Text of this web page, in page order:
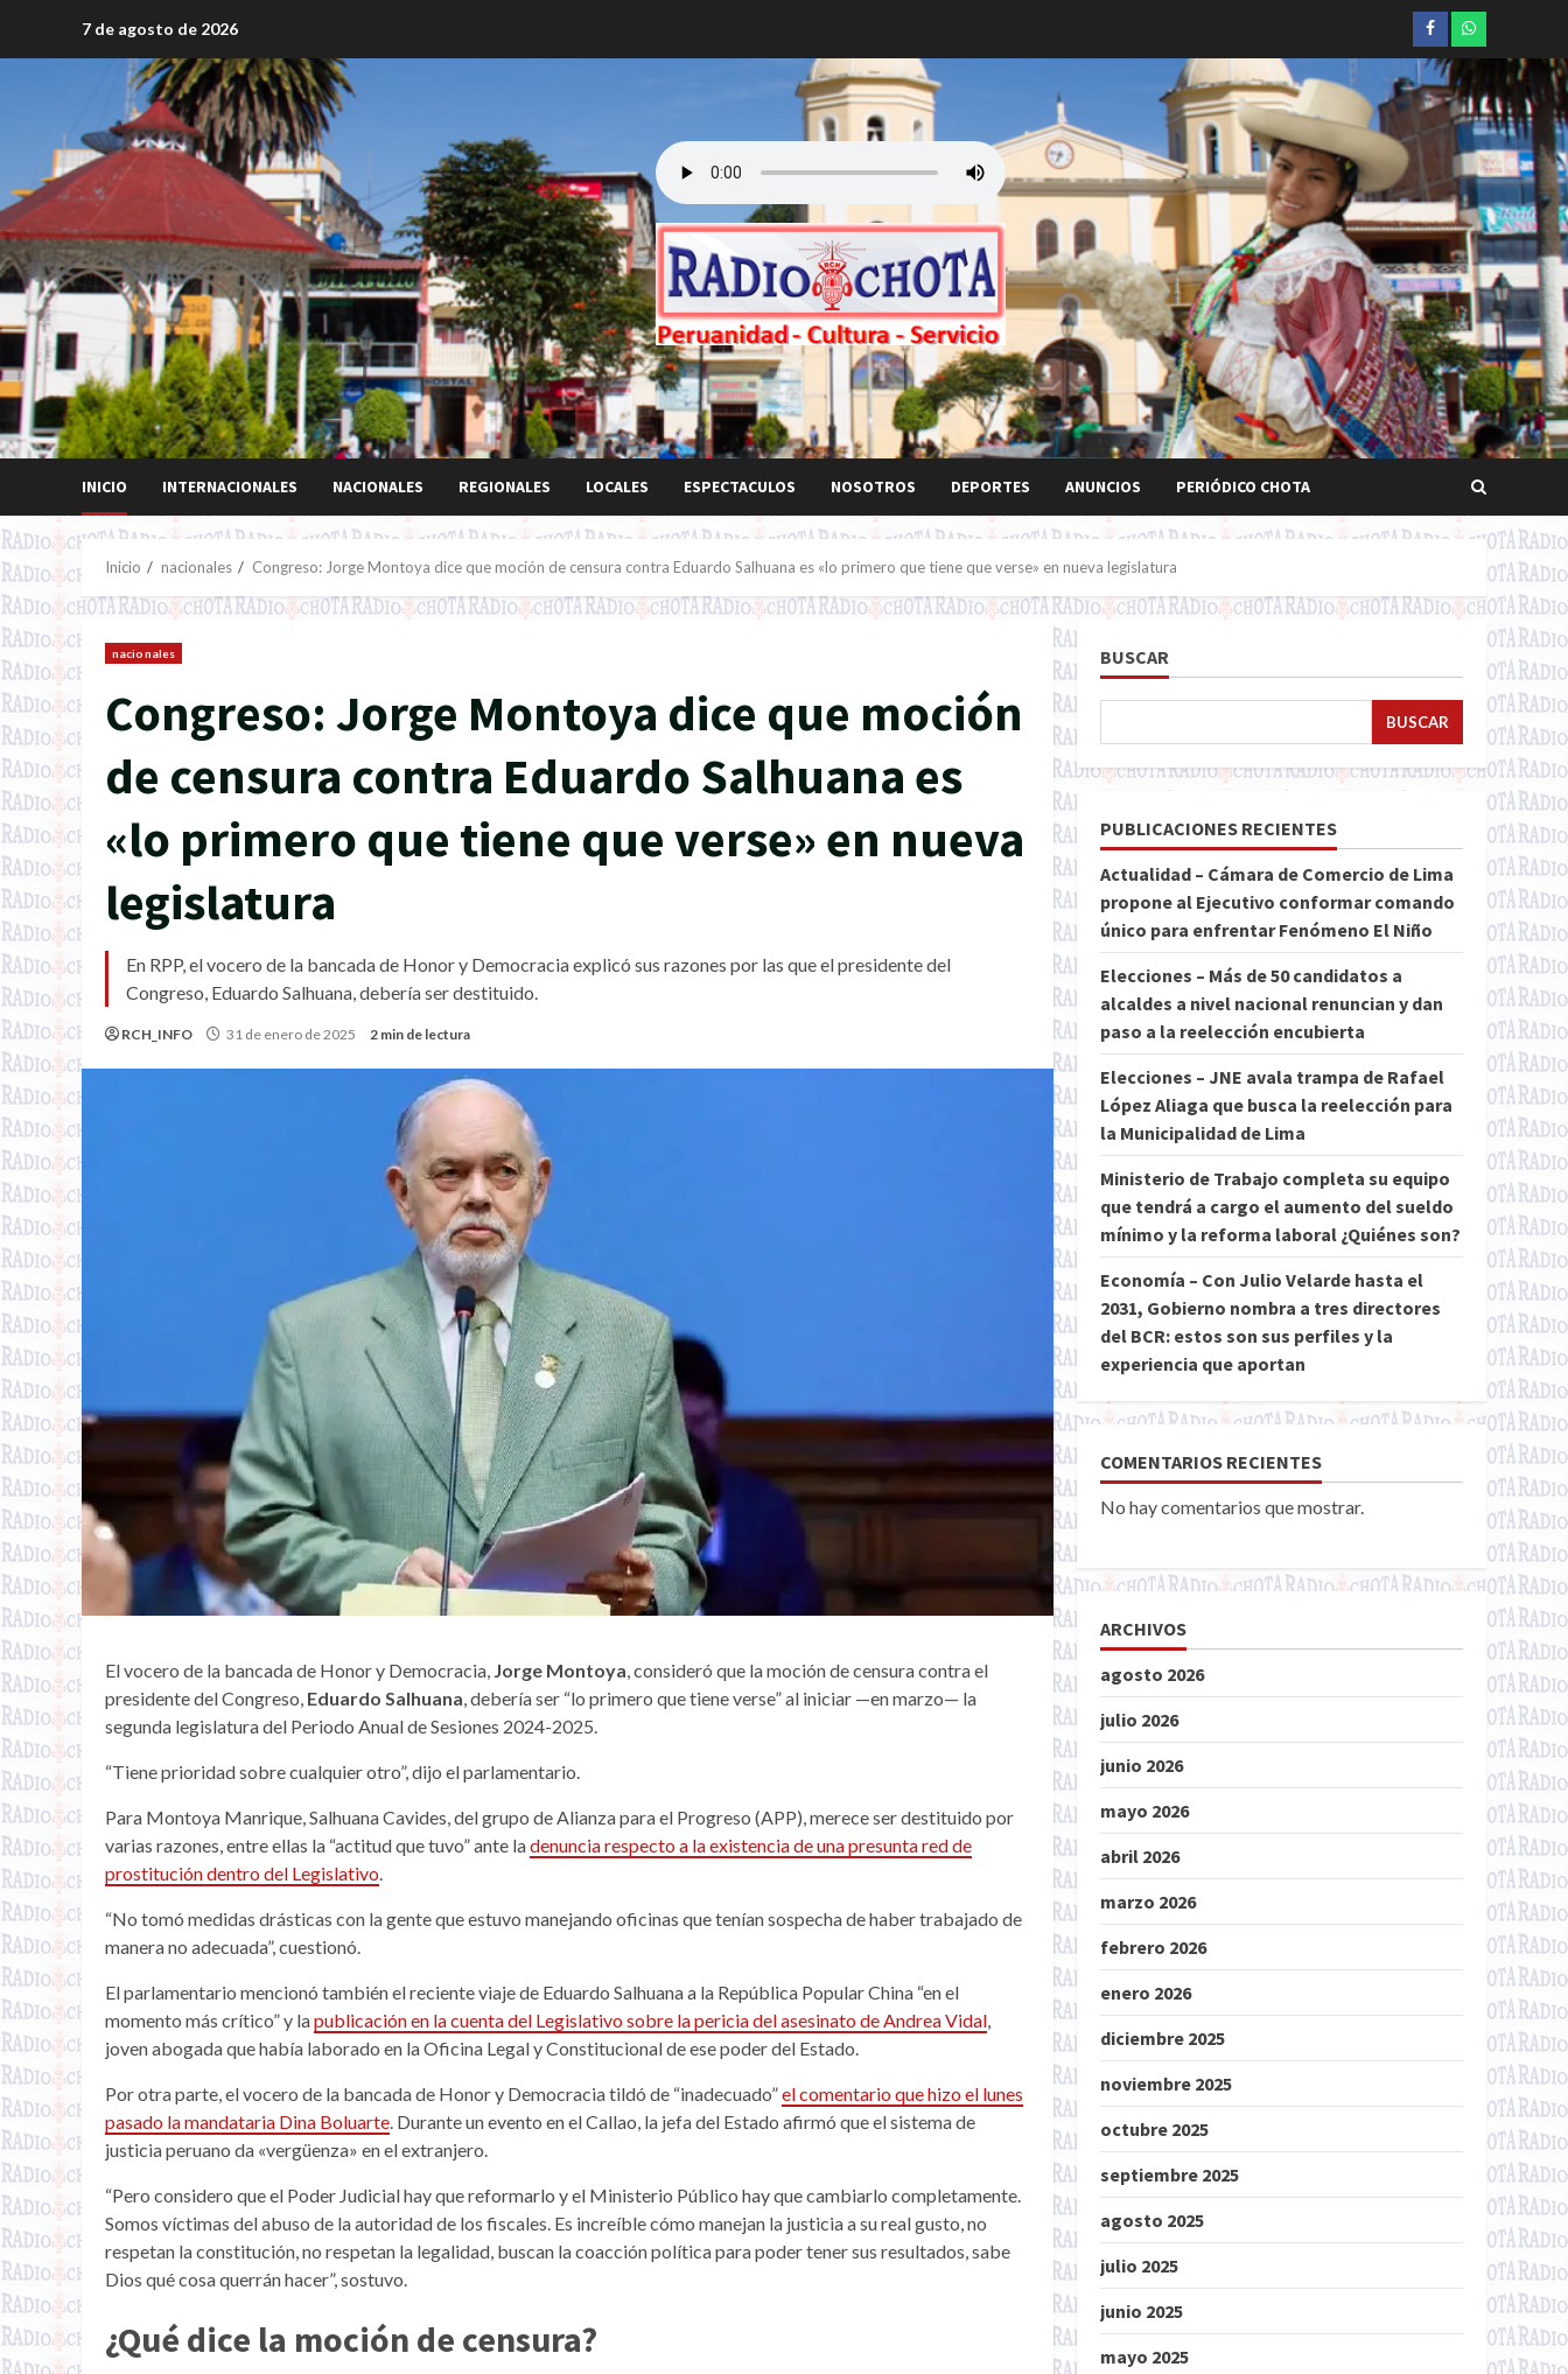
7 de agosto de 2026 Facebookwhatsapp
INICIO INTERNACIONALES NACIONALES REGIONALES LOCALES ESPECTACULOS NOSOTROS DEPORTES ANUNCIOS PERIÓDICO CHOTA
Inicio nacionales Congreso: Jorge Montoya dice que moción de censura contra Eduardo Salhuana es «lo primero que tiene que verse» en nueva legislatura
nacionales
Congreso: Jorge Montoya dice que moción
de censura contra Eduardo Salhuana es
«lo primero que tiene que verse» en nueva
legislatura
En RPP, el vocero de la bancada de Honor y Democracia explicó sus razones por las que el presidente del
Congreso, Eduardo Salhuana, debería ser destituido.
RCH_INFO 31 de enero de 2025 2 min de lectura
El vocero de la bancada de Honor y Democracia, Jorge Montoya, consideró que la moción de censura contra el
presidente del Congreso, Eduardo Salhuana, debería ser “lo primero que tiene verse” al iniciar —en marzo— la
segunda legislatura del Periodo Anual de Sesiones 2024-2025.
“Tiene prioridad sobre cualquier otro”, dijo el parlamentario.
Para Montoya Manrique, Salhuana Cavides, del grupo de Alianza para el Progreso (APP), merece ser destituido por
varias razones, entre ellas la “actitud que tuvo” ante ladenuncia respecto a la existencia de una presunta red de
prostitución dentro del Legislativo.
“No tomó medidas drásticas con la gente que estuvo manejando oficinas que tenían sospecha de haber trabajado de
manera no adecuada”, cuestionó.
El parlamentario mencionó también el reciente viaje de Eduardo Salhuana a la República Popular China “en el
momento más crítico” y lapublicación en la cuenta del Legislativo sobre la pericia del asesinato de Andrea Vidal,
joven abogada que había laborado en la Oficina Legal y Constitucional de ese poder del Estado.
Por otra parte, el vocero de la bancada de Honor y Democracia tildó de “inadecuado”el comentario que hizo el lunes
pasado la mandataria Dina Boluarte. Durante un evento en el Callao, la jefa del Estado afirmó que el sistema de
justicia peruano da «vergüenza» en el extranjero.
“Pero considero que el Poder Judicial hay que reformarlo y el Ministerio Público hay que cambiarlo completamente.
Somos víctimas del abuso de la autoridad de los fiscales. Es increíble cómo manejan la justicia a su real gusto, no
respetan la constitución, no respetan la legalidad, buscan la coacción política para poder tener sus resultados, sabe
Dios qué cosa querrán hacer”, sostuvo.
¿Qué dice la moción de censura?
BUSCAR
BUSCAR
PUBLICACIONES RECIENTES
Actualidad – Cámara de Comercio de Lima
propone al Ejecutivo conformar comando
único para enfrentar Fenómeno El Niño
Elecciones – Más de 50 candidatos a
alcaldes a nivel nacional renuncian y dan
paso a la reelección encubierta
Elecciones – JNE avala trampa de Rafael
López Aliaga que busca la reelección para
la Municipalidad de Lima
Ministerio de Trabajo completa su equipo
que tendrá a cargo el aumento del sueldo
mínimo y la reforma laboral ¿Quiénes son?
Economía – Con Julio Velarde hasta el
2031, Gobierno nombra a tres directores
del BCR: estos son sus perfiles y la
experiencia que aportan
COMENTARIOS RECIENTES
No hay comentarios que mostrar.
ARCHIVOS
agosto 2026
julio 2026
junio 2026
mayo 2026
abril 2026
marzo 2026
febrero 2026
enero 2026
diciembre 2025
noviembre 2025
octubre 2025
septiembre 2025
agosto 2025
julio 2025
junio 2025
mayo 2025